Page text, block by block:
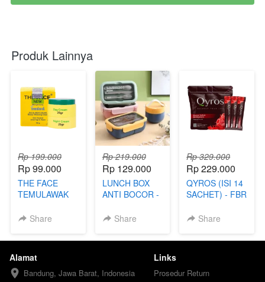
Produk Lainnya
Rp 199.000
Rp 99.000
THE FACE
TEMULAWAK
Share
Rp 219.000
Rp 129.000
LUNCH BOX
ANTI BOCOR -
Share
Rp 329.000
Rp 229.000
QYROS (ISI 14
SACHET) - FBR
Share
Alamat
Bandung, Jawa Barat, Indonesia
Links
Prosedur Return